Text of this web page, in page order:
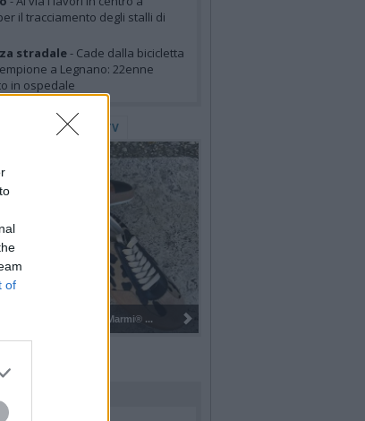
of
il tracciamento degli stalli di
stradale- Cade dalla bicicletta
a Legnano: 22enne
in ospedale
WebTV
Ambulanti di Forte dei Marmi® ...